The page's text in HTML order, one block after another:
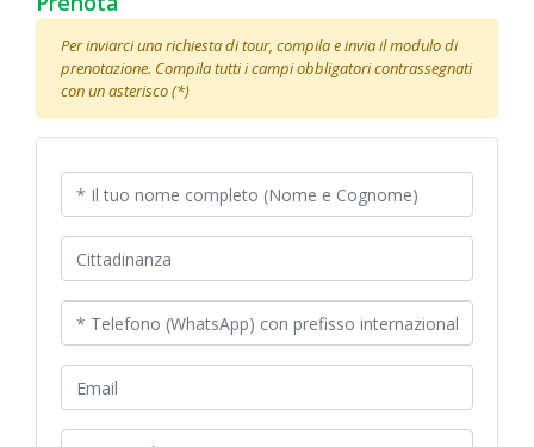
Per inviarci una richiesta di tour, compila e invia il modulo di
prenotazione. Compila tutti i campi obbligatori contrassegnati
con un asterisco (*)